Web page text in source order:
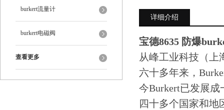
burkert流量计
burkert电磁阀
查看更多
详细介绍
宝德8635 防爆
从峰工业科技（
六十多年来，
今Burkert已发展
四十多个国家和